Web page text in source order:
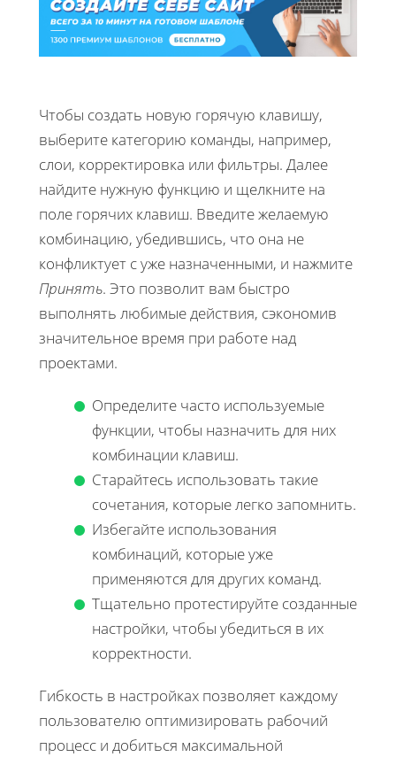
Чтобы создать новую горячую клавишу,
выберите категорию команды, например,
слои, корректировка или фильтры. Далее
найдите нужную функцию и щелкните на
поле горячих клавиш. Введите желаемую
комбинацию, убедившись, что она не
конфликтует с уже назначенными, и нажмите
Принять. Это позволит вам быстро
выполнять любимые действия, сэкономив
значительное время при работе над
проектами.
Определите часто используемые
функции, чтобы назначить для них
комбинации клавиш.
Старайтесь использовать такие
сочетания, которые легко запомнить.
Избегайте использования
комбинаций, которые уже
применяются для других команд.
Тщательно протестируйте созданные
настройки, чтобы убедиться в их
корректности.
Гибкость в настройках позволяет каждому
пользователю оптимизировать рабочий
процесс и добиться максимальной